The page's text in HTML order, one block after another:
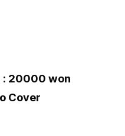
: 20000 won
Cover